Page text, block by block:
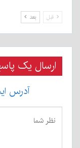
قبل بعد
ارسال یک
آدرس